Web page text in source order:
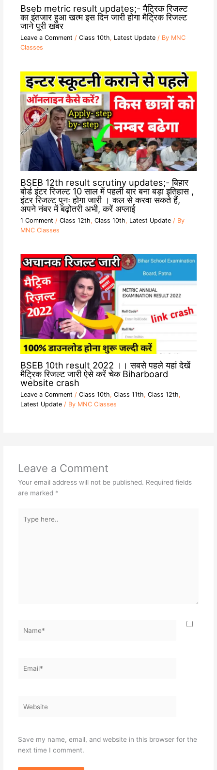
Bseb metric result updates;- मैट्रिक रिजल्ट
का इंतजार हुआ खत्म इस दिन जारी होगा मैट्रिक रिजल्ट
जाने पूरी खबर
Leave a Comment / Class 10th, Latest Update/ By MNC
Classes
BSEB 12th result scrutiny updates;- बिहार
बोर्ड इंटर रिजल्ट 10 साल में पहली बार बना बड़ा इतिहास ,
इंटर रिजल्ट पुनः होगा जारी । कल से करवा सकते हैं,
अपने नंबर में बढ़ोतरी अभी, करें अप्लाई
1 Comment / Class 12th, Class 10th, Latest Update/ By
MNC Classes
BSEB 10th result 2022 ।। सबसे पहले यहां देखें
मैट्रिक रिजल्ट जारी ऐसे करें चेक Biharboard
website crash
Leave a Comment / Class 10th, Class 11th, Class 12th,
Latest Update/ By MNC Classes
Leave a Comment
Your email address will not be published. Required fields
are marked *
here..
Save my name, email, and website in this browser for the
next time I comment.